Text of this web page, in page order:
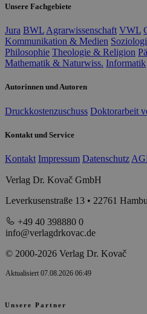
Unsere Fachgebiete
Jura BWL Agrarwissenschaft VWL
Kommunikation & Medien
Philosophie Theologie & Religion
Mathematik & Naturwiss. Informatik
Autorinnen und Autoren
Druckkostenzuschuss Doktorarbeit
Kontakt und Service
Kontakt Impressum Datenschutz
Verlag Dr. Kovač GmbH
Leverkusenstraße 13 • 22761
+49 40 398880 0
info@verlagdrkovac.de
© 2000-2026 Verlag Dr. Kovač
Aktualisiert 07.08.2026 06:49
Unsere Partner